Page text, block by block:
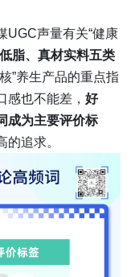
UGC声量有关“健康
脂、真材实料五类
”养生产品的重点指
感也不能差， 好
成为主要评价标
追求。